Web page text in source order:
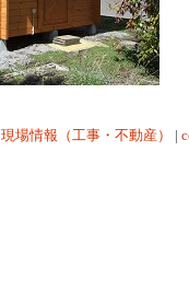
現場情報（工事・不動産） |